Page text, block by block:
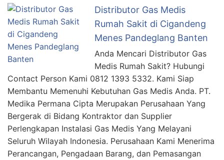
Distributor Gas Medis
Rumah Sakit di Cigandeng
Menes Pandeglang Banten
Anda Mencari Distributor Gas
Medis Rumah Sakit? Hubungi
Contact Person Kami 0812 1393 5332. Kami Siap
Membantu Memenuhi Kebutuhan Gas Medis Anda. PT.
Medika Permana Cipta Merupakan Perusahaan Yang
Bergerak di Bidang Kontraktor dan Supplier
Perlengkapan Instalasi Gas Medis Yang Melayani
Seluruh Wilayah Indonesia. Perusahaan Kami Menerima
Perancangan, Pengadaan Barang, dan Pemasangan